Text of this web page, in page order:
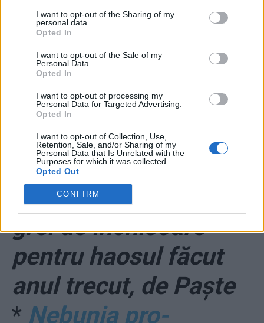
I want to opt-out of the Sharing of my
personal data.
Opted In
I want to opt-out of the Sale of my
Personal Data.
Opted In
I want to opt-out of processing my
Personal Data for Targeted Advertising.
Opted In
I want to opt-out of Collection, Use,
Retention, Sale, and/or Sharing of my
Personal Data that Is Unrelated with the
Purposes for which it was collected.
Opted Out
CONFIRM
PSD! Angajările,
achizițiile publice și
contractele de servicii
– toate „cu dedicație”
„Spartacus Idolul
Femeilor” și ciracii
săi, condamnați la ani
grei de închisoare
pentru haosul făcut
anul trecut, de Paște
* Nebunia pro-